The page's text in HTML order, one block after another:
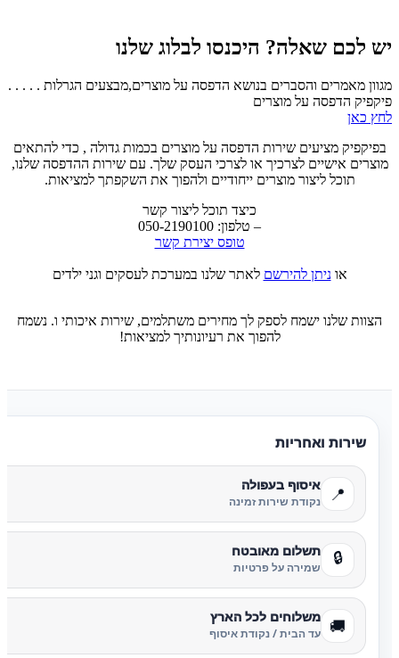
יש לכם שאלה? היכנסו לבלוג שלנו
מגוון מאמרים והסברים בנושא הדפסה על מוצרים,מבצעים הגרלות . . . . .
פיקפיק הדפסה על מוצרים
לחץ כאן
בפיקפיק מציעים שירות הדפסה על מוצרים בכמות גדולה , כדי להתאים
מוצרים אישיים לצרכיך או לצרכי העסק שלך. עם שירות ההדפסה שלנו,
תוכל ליצור מוצרים ייחודיים ולהפוך את השקפתך למציאות.
כיצד תוכל ליצור קשר
– טלפון: 050-2190100
טופס יצירת קשר
אוניתן להירשם לאתר שלנו במערכת לעסקים וגני ילדים
הצוות שלנו ישמח לספק לך מחירים משתלמים, שירות איכותי ו. נשמח
להפוך את רעיונותיך למציאות!
שירות ואחריות
📍 איסוף בעפולה
נקודת שירות זמינה
🔒 תשלום מאובטח
שמירה על פרטיות
🚚 משלוחים לכל הארץ
עד הבית / נקודת איסוף